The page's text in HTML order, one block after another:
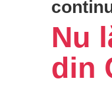
Nu
din